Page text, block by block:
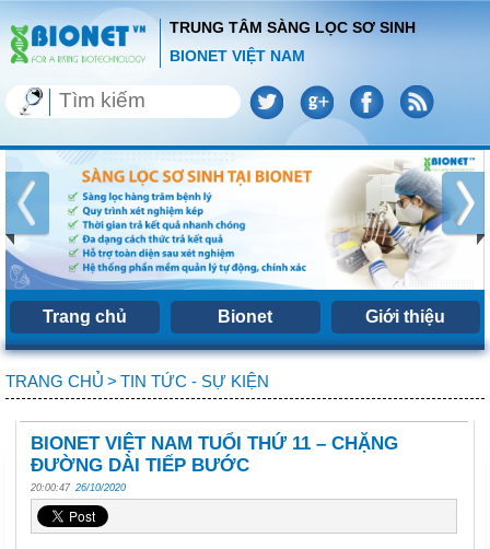
TRUNG TÂM SÀNG LỌC SƠ SINH
BIONET VIỆT NAM
Trang chủ Bionet Giới thiệu
TRANG CHỦ > TIN TỨC - SỰ KIỆN
BIONET VIỆT NAM TUỔI THỨ 11 – CHẶNG
ĐƯỜNG DÀI TIẾP BƯỚC
20:00:47 26/10/2020